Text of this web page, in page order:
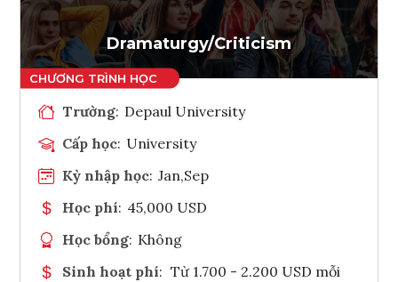
Tham vấn Interlink
Dramaturgy/Criticism
Trường: Depaul University
Cấp học: University
Kỳ nhập học: Jan,Sep
Học phí: 45,000 USD
Học bổng: Không
Sinh hoạt phí: Từ 1.700 - 2.200 USD mỗi